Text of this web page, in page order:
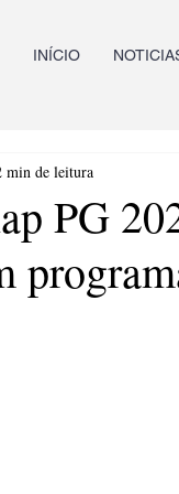
INÍCIO
PG
min de leitura